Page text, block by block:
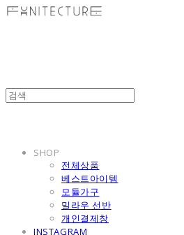
SHOP
전체상품
베스트아이템
모듈가구
밀라우 선반
개인결제창
INSTAGRAM